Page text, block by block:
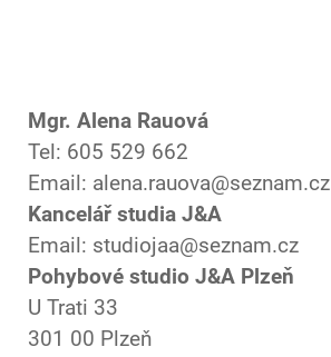
Mgr. Alena Rauová
Tel: 605 529 662
Email: alena.rauova@seznam.cz
Kancelář studia J&A
Email: studiojaa@seznam.cz
Pohybové studio J&A Plzeň
U Trati 33
301 00 Plzeň